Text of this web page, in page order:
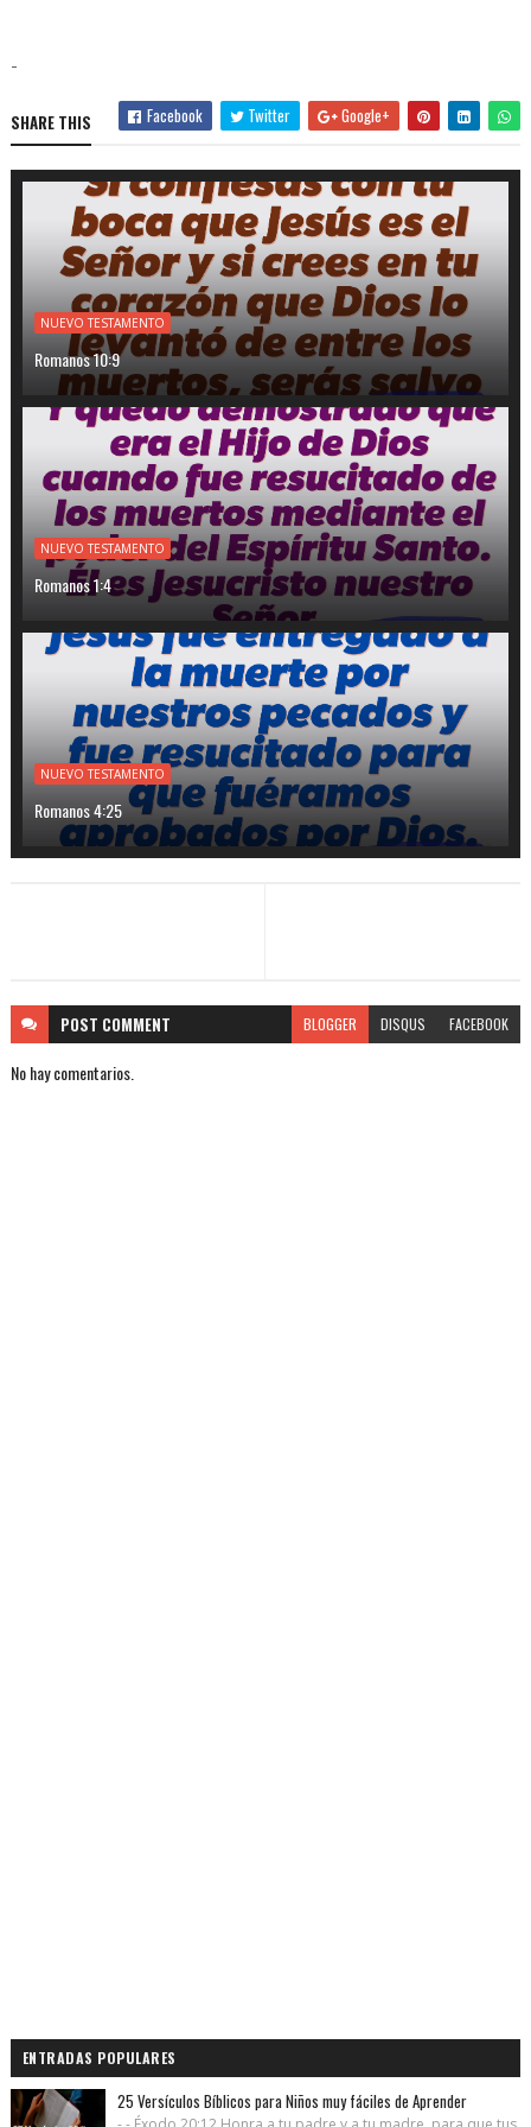
-
SHARE THIS Facebook Twitter Google+
NUEVO TESTAMENTO
Romanos 10:9
NUEVO TESTAMENTO
Romanos 1:4
NUEVO TESTAMENTO
Romanos 4:25
POST COMMENT BLOGGER DISQUS FACEBOOK
No hay comentarios.
ENTRADAS POPULARES
25 Versículos Bíblicos para Niños muy fáciles de Aprender